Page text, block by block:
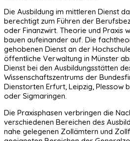
Die Ausbildung im mittleren Dienst
berechtigt zum Führen der
oder Finanzwirt. Theorie und Praxis
bauen aufeinander auf. Die
gehobenen Dienst an der
öffentliche Verwaltung in Münster
Dienst bei den Ausbildungsstätten
Wissenschaftszentrums der
Dienstorten Erfurt, Leipzig, Plessow
oder Sigmaringen.
Die Praxisphasen verbringen die
verschiedenen Bereichen des
nahe gelegenen Zollämtern und